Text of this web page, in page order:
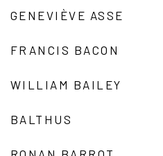
GENEVIÈVE ASSE
FRANCIS BACON
WILLIAM BAILEY
BALTHUS